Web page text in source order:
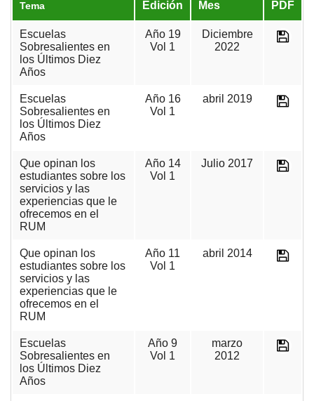
Tema Edición Mes PDF
Escuelas
Sobresalientes en
los Últimos Diez
Años
Año 19
Vol 1
Diciembre
2022
Escuelas
Sobresalientes en
los Últimos Diez
Años
Año 16
Vol 1
abril 2019
Que opinan los
estudiantes sobre los
servicios y las
experiencias que le
ofrecemos en el
RUM
Año 14
Vol 1
Julio 2017
Que opinan los
estudiantes sobre los
servicios y las
experiencias que le
ofrecemos en el
RUM
Año 11
Vol 1
abril 2014
Escuelas
Sobresalientes en
los Últimos Diez
Años
Año 9
Vol 1
marzo
2012